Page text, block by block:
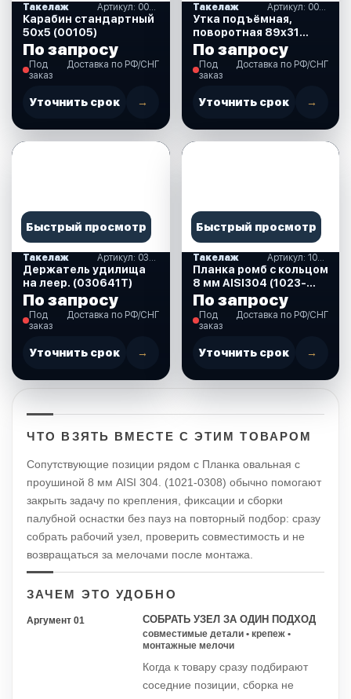
Такелаж
Карабин стандартный
50х5 (00105)
По запросу
Под
заказ
Доставка по РФ/СНГ
Уточнить срок →
Такелаж Артикул: 003871
Утка подъёмная,
поворотная 89х31
(003871)
По запросу
Под
заказ
Доставка по РФ/СНГ
Уточнить срок →
Быстрый просмотр
Такелаж
Держатель удилища
на леер. (030641T)
По запросу
Под
заказ
Доставка по РФ/СНГ
Уточнить срок →
Быстрый просмотр
Такелаж Артикул: 1023-1308
Планка ромб с кольцом
8 мм AISI304 (1023-
1308)
По запросу
Под
заказ
Доставка по РФ/СНГ
Уточнить срок →
ЧТО ВЗЯТЬ ВМЕСТЕ С ЭТИМ ТОВАРОМ
Сопутствующие позиции рядом с Планка овальная с
проушиной 8 мм AISI 304. (1021-0308) обычно помогают
закрыть задачу по крепления, фиксации и сборки
палубной оснастки без пауз на повторный подбор: сразу
собрать рабочий узел, проверить совместимость и не
возвращаться за мелочами после монтажа.
ЗАЧЕМ ЭТО УДОБНО
Аргумент 01 СОБРАТЬ УЗЕЛ ЗА ОДИН ПОДХОД
совместимые детали • крепеж •
монтажные мелочи
Когда к товару сразу подбирают
соседние позиции, сборка не